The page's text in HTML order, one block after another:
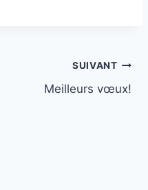
SUIVANT
Meilleurs vœux!